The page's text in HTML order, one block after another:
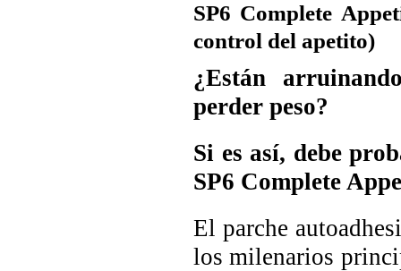
SP6 Complete
control del apetito)
¿Están
perder peso?
Si es así, debe
SP6 Complete
El parche
los milenarios